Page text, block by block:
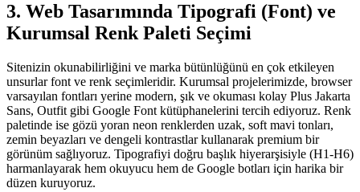
3. Web Tasarımında Tipografi (Font) ve
Kurumsal Renk Paleti Seçimi
Sitenizin okunabilirliğini ve marka bütünlüğünü en çok etkileyen
unsurlar font ve renk seçimleridir. Kurumsal projelerimizde, browser
varsayılan fontları yerine modern, şık ve okuması kolay Plus Jakarta
Sans, Outfit gibi Google Font kütüphanelerini tercih ediyoruz. Renk
paletinde ise gözü yoran neon renklerden uzak, soft mavi tonları,
zemin beyazları ve dengeli kontrastlar kullanarak premium bir
görünüm sağlıyoruz. Tipografiyi doğru başlık hiyerarşisiyle (H1-H6)
harmanlayarak hem okuyucu hem de Google botları için harika bir
düzen kuruyoruz.